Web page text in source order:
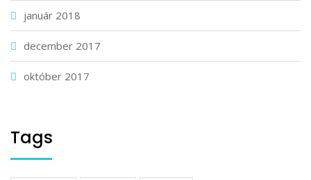
január 2018
december 2017
október 2017
Tags